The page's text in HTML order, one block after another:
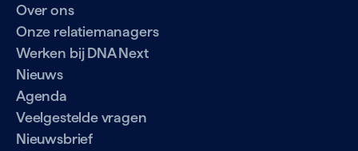
Over ons
Onze relatiemanagers
Werken bij DNA Next
Nieuws
Agenda
Veelgestelde vragen
Nieuwsbrief